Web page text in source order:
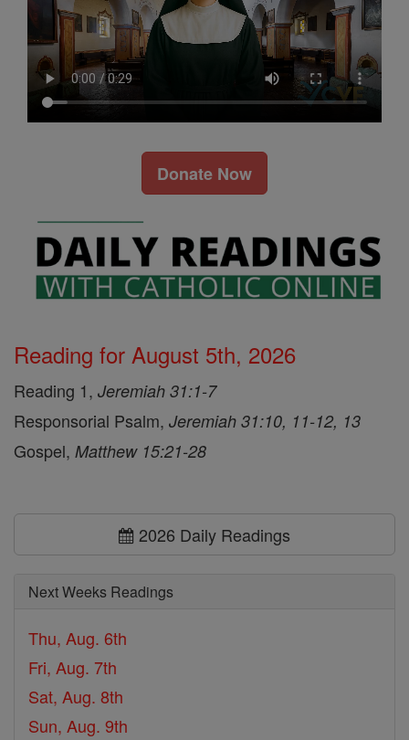
Donate Now
Reading for August 5th, 2026
Reading 1, Jeremiah 31:1-7
Responsorial Psalm, Jeremiah 31:10, 11-12, 13
Gospel, Matthew 15:21-28
2026 Daily Readings
Next Weeks Readings
Thu, Aug. 6th
Fri, Aug. 7th
Sat, Aug. 8th
Sun, Aug. 9th